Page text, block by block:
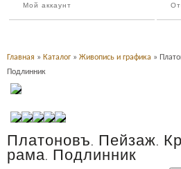
Мой аккаунт
Главная » Каталог » Живопись и графика »
Подлинник
Платоновъ. Пейзаж.
рама. Подлинник